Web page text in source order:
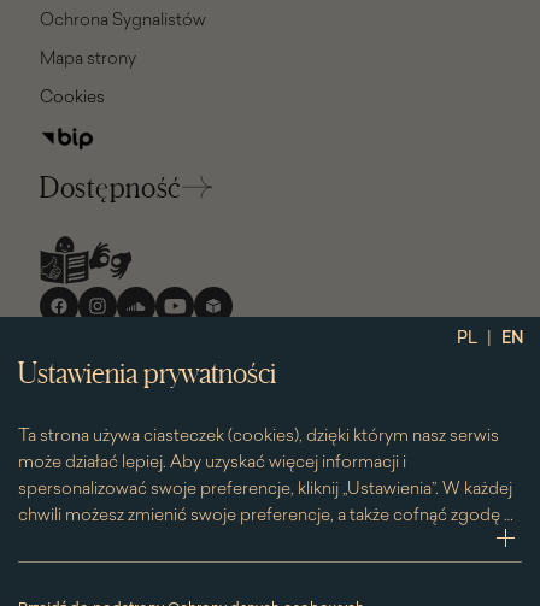
PL | EN
Ustawienia prywatności
Ta strona używa ciasteczek (cookies), dzięki którym nasz serwis
może działać lepiej. Aby uzyskać więcej informacji i
spersonalizować swoje preferencje, kliknij „Ustawienia”. W każdej
chwili możesz zmienić swoje preferencje, a także cofnąć zgodę na
używanie plików cookie. Możesz to zrobić, klikając na podstronę
„Cookies” znajdującą się w stopce.
Przesuwając suwak w prawą stronę aktywujesz zgodę na
Ochrona Sygnalistów
Mapa strony
Cookies
Dostępność
Media
społecznościowe